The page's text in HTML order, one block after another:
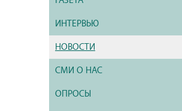
ИНТЕРВЬЮ
НОВОСТИ
СМИ О НАС
ОПРОСЫ